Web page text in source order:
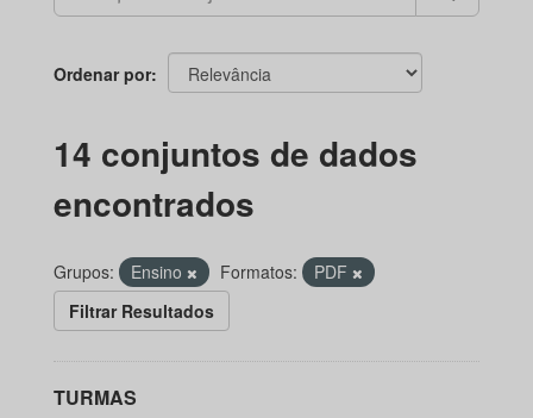
Ordenar por
14 conjuntos de dados
encontrados
Grupos: Ensino Formatos:
PDF
Filtrar Resultados
TURMAS